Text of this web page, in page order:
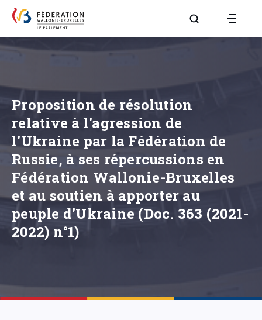
Aller à la page
Proposition de résolution
relative à l'agression de
l'Ukraine par la Fédération de
Russie, à ses répercussions en
Fédération Wallonie-Bruxelles
et au soutien à apporter au
peuple d'Ukraine (Doc. 363 (2021-
2022) n°1)